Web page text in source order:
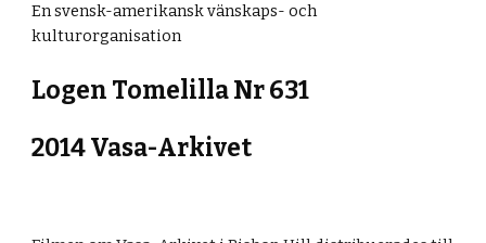
En svensk-amerikansk vänskaps- och
kulturorganisation
Logen Tomelilla Nr 631
2014Vasa-Arkivet